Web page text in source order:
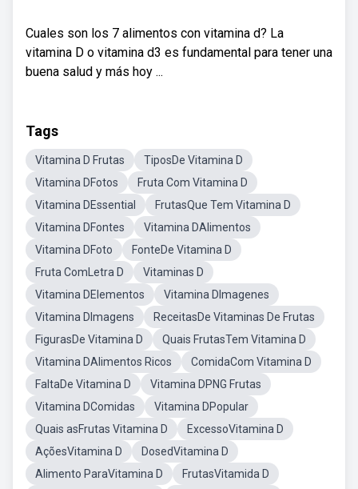
Cuales son los 7 alimentos con vitamina d? La
vitamina D o vitamina d3 es fundamental para tener una
buena salud y más hoy ...
Tags
Vitamina D Frutas
TiposDe Vitamina D
Vitamina DFotos
Fruta Com Vitamina D
Vitamina DEssential
FrutasQue Tem Vitamina D
Vitamina DFontes
Vitamina DAlimentos
Vitamina DFoto
FonteDe Vitamina D
Fruta ComLetra D
Vitaminas D
Vitamina DElementos
Vitamina DImagenes
Vitamina DImagens
ReceitasDe Vitaminas De Frutas
FigurasDe Vitamina D
Quais FrutasTem Vitamina D
Vitamina DAlimentos Ricos
ComidaCom Vitamina D
FaltaDe Vitamina D
Vitamina DPNG Frutas
Vitamina DComidas
Vitamina DPopular
Quais asFrutas Vitamina D
ExcessoVitamina D
AçõesVitamina D
DosedVitamina D
Alimento ParaVitamina D
FrutasVitamida D